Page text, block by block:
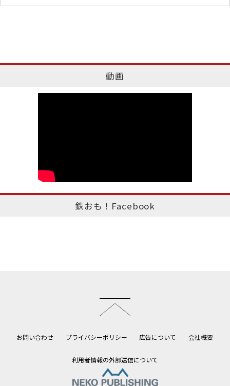
動画
鉄おも！Facebook
お問い合わせ プライバシーポリシー 広告について 会社概要
利用者情報の外部送信について